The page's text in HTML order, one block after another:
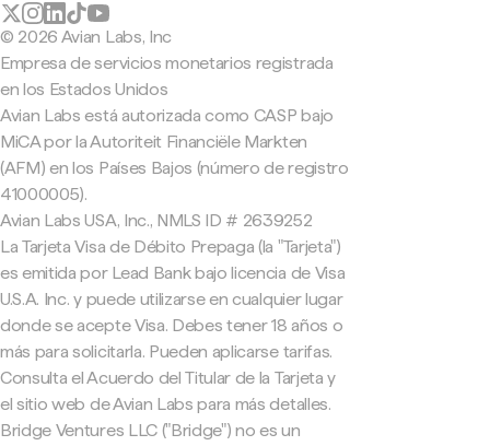
© 2026 Avian Labs, Inc
Empresa de servicios monetarios registrada
en los Estados Unidos
Avian Labs está autorizada como CASP bajo
MiCA por la Autoriteit Financiële Markten
(AFM) en los Países Bajos (número de registro
41000005).
Avian Labs USA, Inc., NMLS ID # 2639252
La Tarjeta Visa de Débito Prepaga (la "Tarjeta")
es emitida por Lead Bank bajo licencia de Visa
U.S.A. Inc. y puede utilizarse en cualquier lugar
donde se acepte Visa. Debes tener 18 años o
más para solicitarla. Pueden aplicarse tarifas.
Consulta el Acuerdo del Titular de la Tarjeta y
el sitio web de Avian Labs para más detalles.
Bridge Ventures LLC ("Bridge") no es un